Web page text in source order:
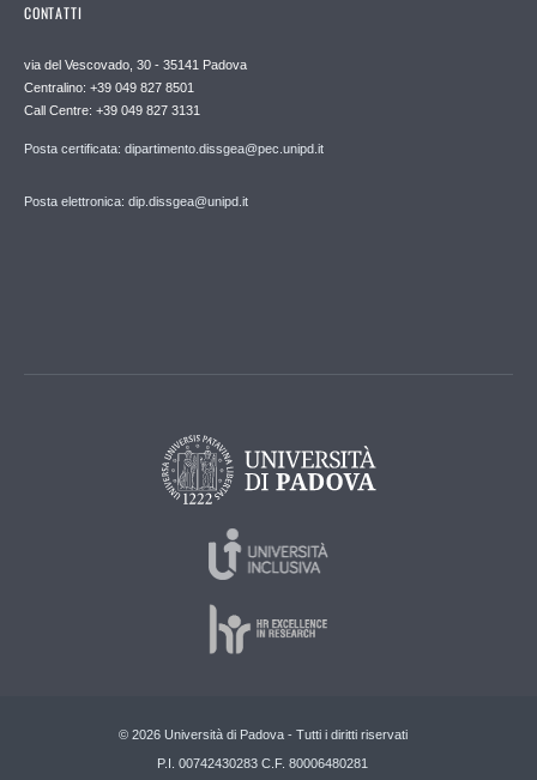
CONTATTI
via del Vescovado, 30 - 35141 Padova
Centralino: +39 049 827 8501
Call Centre: +39 049 827 3131
Posta certificata: dipartimento.dissgea@pec.unipd.it
Posta elettronica: dip.dissgea@unipd.it
© 2026 Università di Padova - Tutti i diritti riservati
P.I. 00742430283 C.F. 80006480281